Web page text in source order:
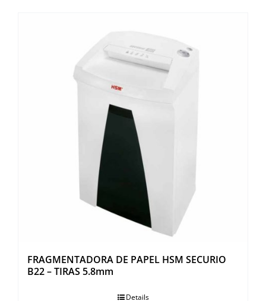
FRAGMENTADORA DE PAPEL HSM SECURIO
B22 – TIRAS 5.8mm
Details